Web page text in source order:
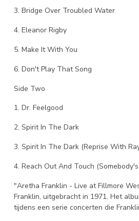
3. Bridge Over Troubled Water
4. Eleanor Rigby
5. Make It With You
6. Don't Play That Song
Side Two
1. Dr. Feelgood
2. Spirit In The Dark
3. Spirit In The Dark (Reprise With
4. Reach Out And Touch
"Aretha Franklin - Live at Fillmore
Franklin, uitgebracht in 1971. Het
tijdens een serie concerten die